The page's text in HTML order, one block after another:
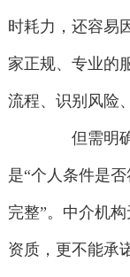
时耗力，还容易
家正规、专业的
流程、识别风险
但需明确
是“个人条件是
完整”。中介机
资质，更不能承